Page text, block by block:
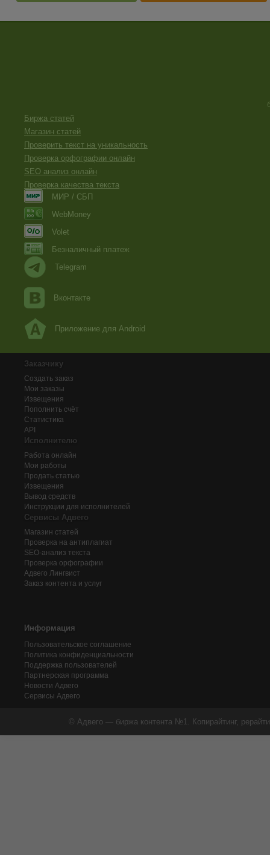
Биржа статей
Магазин статей
Проверить текст на уникальность
Проверка орфографии онлайн
SEO анализ онлайн
Проверка качества текста
МИР / СБП
WebMoney
Volet
Безналичный платеж
Telegram
Вконтакте
Приложение для Android
Заказчику
Создать заказ
Мои заказы
Извещения
Пополнить счёт
Статистика
API
Исполнителю
Работа онлайн
Мои работы
Продать статью
Извещения
Вывод средств
Инструкции для исполнителей
Сервисы Адвего
Магазин статей
Проверка на антиплагиат
SEO-анализ текста
Проверка орфографии
Адвего Лингвист
Заказ контента и услуг
Информация
Пользовательское соглашение
Политика конфиденциальности
Поддержка пользователей
Партнерская программа
Новости Адвего
Сервисы Адвего
© Адвего — биржа контента №1. Копирайтинг,